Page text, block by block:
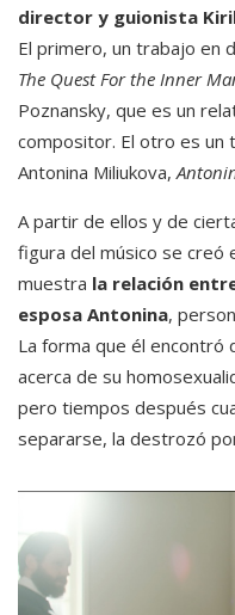
director y guionista
El primero, un trabajo en
The Quest For the Inner
Poznansky, que es un
compositor. El otro es un
Antonina Miliukova,
A partir de ellos y de
figura del músico se creó
muestra la relación
esposa Antonina,
La forma que él encontró
acerca de su
pero tiempos después
separarse, la destrozó